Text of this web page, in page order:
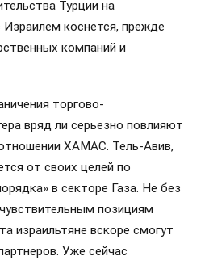
Турции на
Израилем коснется, прежде
компаний и
торгово-
вряд ли серьезно повлияют
ХАМАС. Тель-Авив,
от своих целей по
в секторе Газа. Не без
позициям
израильтяне вскоре смогут
Уже сейчас